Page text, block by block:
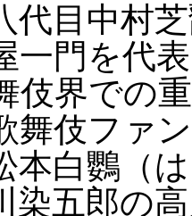
代目中村
一門を代
伎界での
舞伎ファ
本白鸚（
染五郎の